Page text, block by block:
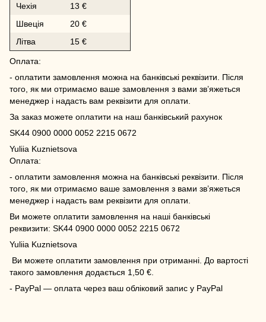
Чехія
13 €
Швеція
20 €
Літва
15 €
Оплата:
- оплатити замовлення можна на банківські реквізити. Після
того, як ми отримаємо ваше замовлення з вами зв’яжеться
менеджер і надасть вам реквізити для оплати.
За заказ можете оплатити на наш банківський рахунок
SK44 0900 0000 0052 2215 0672
Yuliia Kuznietsova
Оплата:
- оплатити замовлення можна на банківські реквізити. Після
того, як ми отримаємо ваше замовлення з вами зв’яжеться
менеджер і надасть вам реквізити для оплати.
Ви можете оплатити замовлення на наші банківські
реквизити: SK44 0900 0000 0052 2215 0672
Yuliia Kuznietsova
Ви можете оплатити замовлення при отриманні. До вартості
такого замовлення додається 1,50 €.
- PayPal — оплата через ваш обліковий запис у PayPal